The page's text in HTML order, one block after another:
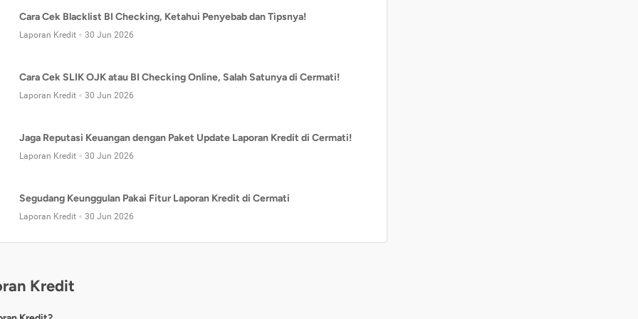
Cara Cek Blacklist BI Checking, Ketahui Penyebab dan Tipsnya!
Laporan Kredit 30 Jun 2026
Cara Cek SLIK OJK atau BI Checking Online, Salah Satunya di Cermati!
Laporan Kredit 30 Jun 2026
Jaga Reputasi Keuangan dengan Paket Update Laporan Kredit di Cermati!
Laporan Kredit 30 Jun 2026
Segudang Keunggulan Pakai Fitur Laporan Kredit di Cermati
Laporan Kredit 30 Jun 2026
Kredit